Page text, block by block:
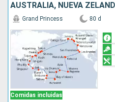
Comidas incluidas
Grand Princess 80 d